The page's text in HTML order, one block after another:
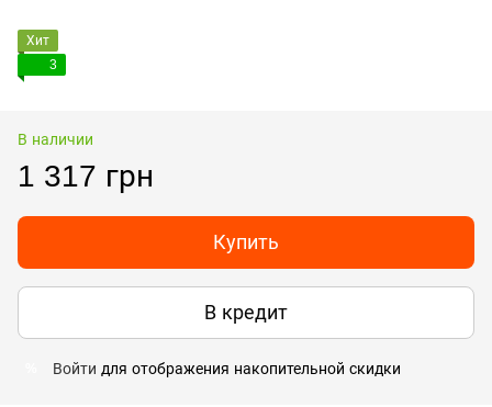
Хит
3
В наличии
1 317 грн
Купить
В кредит
Войти для отображения накопительной скидки